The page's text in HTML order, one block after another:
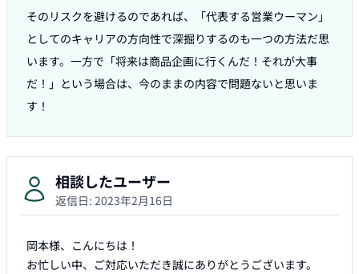
そのリスクを避けるのであれば、「代表する営業ウーマン」
としてのキャリアの方向性で深掘りするのも一つの方法だ思
います。一方で「将来は商品企画に行くんだ！それが大事
だ！」という場合は、今のままの内容で問題ないと思いま
相談したユーザー
返信日: 2023年2月16日
岡本様、こんにちは！
お忙しい中、ご対応いただき誠にありがとうございます。